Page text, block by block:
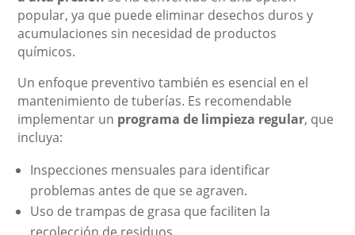
popular, ya que puede eliminar desechos duros y
acumulaciones sin necesidad de productos
químicos.
Un enfoque preventivo también es esencial en el
mantenimiento de tuberías. Es recomendable
implementar un programa de limpieza regular, que
incluya:
Inspecciones mensuales para identificar
problemas antes de que se agraven.
Uso de trampas de grasa que faciliten la